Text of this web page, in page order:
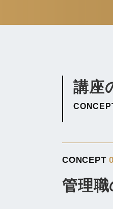
講座
CONCEPT
管理